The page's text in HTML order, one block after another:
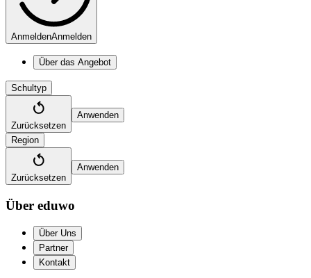
AnmeldenAnmelden
Über das Angebot
Schultyp
Zurücksetzen
Anwenden
Region
Zurücksetzen
Anwenden
Über eduwo
Über Uns
Partner
Kontakt